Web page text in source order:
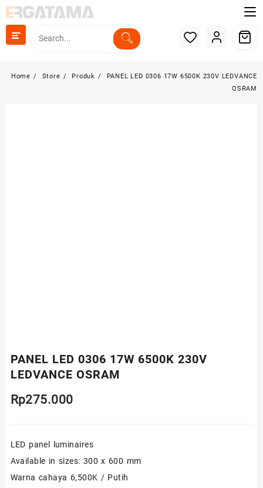
Skip
to
Home Store Produk
PANEL LED 0306 17W 6500K 230V LEDVANCE
OSRAM
PANEL LED 0306 17W 6500K 230V
LEDVANCE OSRAM
Rp275.000
LED panel luminaires
Available in sizes: 300 x 600 mm
Warna cahaya 6,500K / Putih